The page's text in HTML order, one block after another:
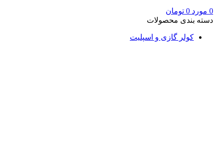
0 مورد 0 تومان
دسته بندی محصولات
کولر گازی و اسپلیت